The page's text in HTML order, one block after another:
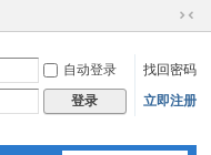
切
到
窄
自动登录
找回密码
登录 立即注册